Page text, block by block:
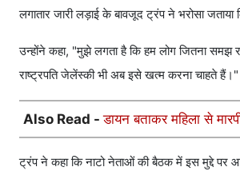
लगातार जारी लड़ाई के बावजूद ट्रंप ने भरोसा जताया
उन्होंने कहा, "मुझे लगता है कि हम लोग जितना समझ
राष्ट्रपति जेलेंस्की भी अब इसे खत्म करना चाहते हैं।"
Also Read -डायन बताकर महिला से
ट्रंप ने कहा कि नाटो नेताओं की बैठक में इस मुद्दे पर